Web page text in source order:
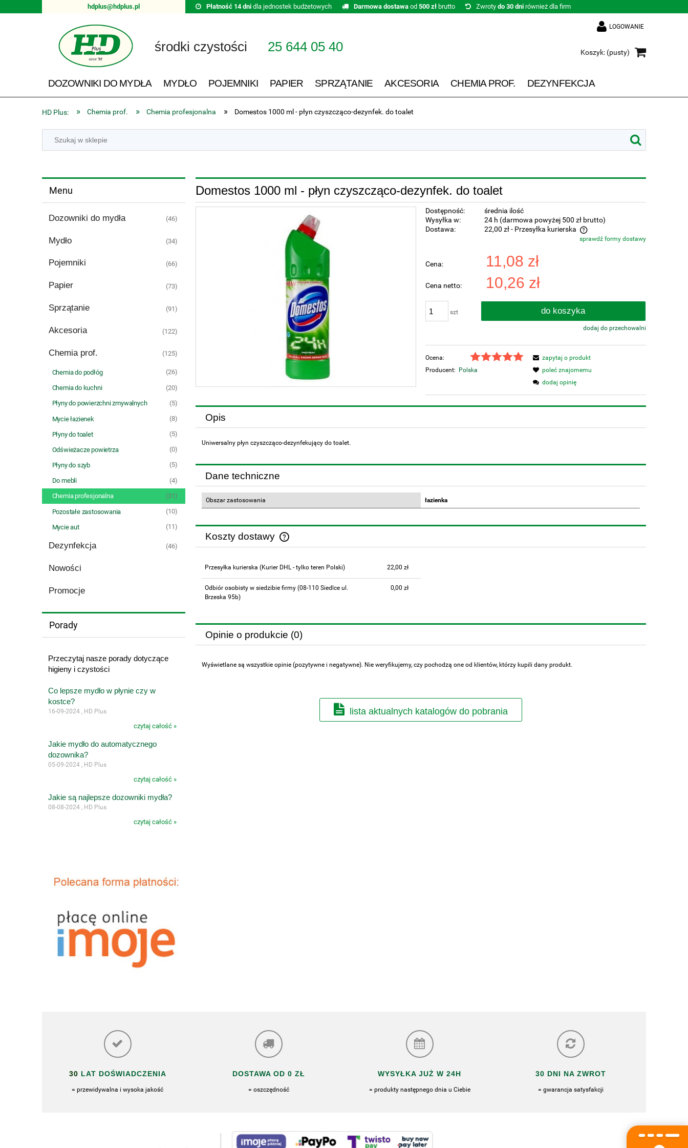
hdplus@hdplus.pl Płatność 14 dni dla jednostek budżetowych Darmowa dostawa od 500 zł brutto Zwroty do 30 dni również dla firm
LOGOWANIE
Koszyk: (pusty)
środki czystości 25 644 05 40
DOZOWNIKI DO MYDŁA MYDŁO POJEMNIKI PAPIER SPRZĄTANIE AKCESORIA CHEMIA PROF. DEZYNFEKCJA
HD Plus: » Chemia prof. » Chemia profesjonalna » Domestos 1000 ml - płyn czyszcząco-dezynfek. do toalet
Menu
Dozowniki do mydła (46)
Mydło (34)
Pojemniki (66)
Papier (73)
Sprzątanie (91)
Akcesoria (122)
Chemia prof. (125)
Chemia do podłóg (26)
Chemia do kuchni (20)
Płyny do powierzchni zmywalnych (5)
Mycie łazienek (8)
Płyny do toalet (5)
Odświeżacze powietrza (0)
Płyny do szyb (5)
Do mebli (4)
Chemia profesjonalna (31)
Pozostałe zastosowania (10)
Mycie aut (11)
Dezynfekcja (46)
Nowości
Promocje
Porady
Przeczytaj nasze porady dotyczące
higieny i czystości
Co lepsze mydło w płynie czy w
kostce?
16-09-2024 , HD Plus
czytaj całość »
Jakie mydło do automatycznego
dozownika?
05-09-2024 , HD Plus
czytaj całość »
Jakie są najlepsze dozowniki mydła?
08-08-2024 , HD Plus
czytaj całość »
Domestos 1000 ml - płyn czyszcząco-dezynfek. do toalet
Dostępność:
średnia ilość
Wysyłka w:
24 h (darmowa powyżej 500 zł brutto)
Dostawa:
22,00 zł- Przesyłka kurierska
sprawdź formy dostawy
Cena: 11,08 zł
Cena netto: 10,26 zł
szt do koszyka
dodaj do przechowalni
Ocena:
Producent:
Polska
zapytaj o produkt
poleć znajomemu
dodaj opinię
Opis
Uniwersalny płyn czyszcząco-dezynfekujący do toalet.
Dane techniczne
Obszar zastosowania łazienka
Koszty dostawy
płatności
Przesyłka kurierska (Kurier DHL - tylko teren Polski) 22,00 zł
Odbiór osobisty w siedzibie firmy (08-110 Siedlce ul.
Brzeska 95b)
0,00 zł
Opinie o produkcie (0)
Wyświetlane są wszystkie opinie (pozytywne i negatywne). Nie weryfikujemy, czy pochodzą one od klientów, którzy kupili dany produkt.
lista aktualnych katalogów do pobrania
30 LAT DOŚWIADCZENIA
= przewidywalna i wysoka jakość
DOSTAWA OD 0 ZŁ
= oszczędność
WYSYŁKA JUŻ W 24H
= produkty następnego dnia u Ciebie
30 DNI NA ZWROT
= gwarancja satysfakcji